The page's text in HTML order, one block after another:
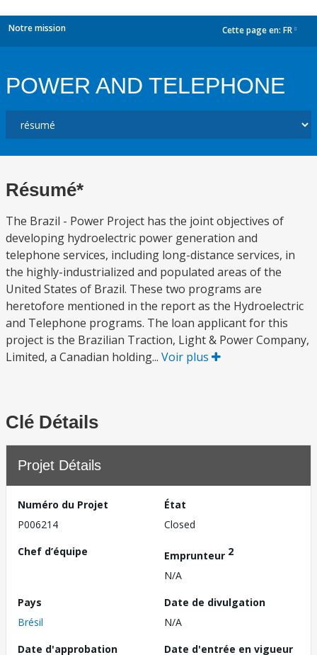
Notre mission Cette page en: FR
POWER AND TELEPHONE
Résumé*
The Brazil - Power Project has the joint objectives of
developing hydroelectric power generation and
telephone services, including long-distance services, in
the highly-industrialized and populated areas of the
United States of Brazil. These two programs are
heretofore mentioned in the report as the Hydroelectric
and Telephone programs. The loan applicant for this
project is the Brazilian Traction, Light & Power Company,
Limited, a Canadian holding... Voir plus
Clé Détails
Projet Détails
Numéro du Projet
P006214
État
Closed
Chef d’équipe
Emprunteur 2
N/A
Pays
Brésil
Date de divulgation
N/A
Date d'approbation
Date d'entrée en vigueur